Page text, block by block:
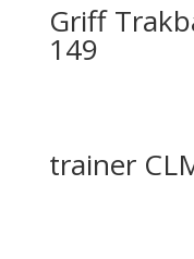
Griff
149
trainer